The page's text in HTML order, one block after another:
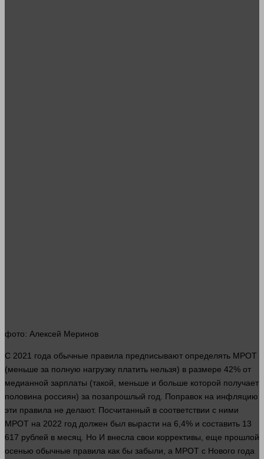
фото: Алексей Меринов
С 2021 года обычные правила предписывают определять МРОТ
(меньше за полную нагрузку платить нельзя) в размере 42% от
медианной зарплаты (такой, меньше и больше которой получает
половина россиян) за позапрошлый год. Поправок на инфляцию
эти правила не делают. Посчитанный в соответствии с ними
МРОТ на 2022 год должен был вырасти на 6,4% и составить 13
617 рублей в месяц. Но И внесла свои коррективы, еще прошлой
осенью обычные правила как бы забыли, а МРОТ с Нового года